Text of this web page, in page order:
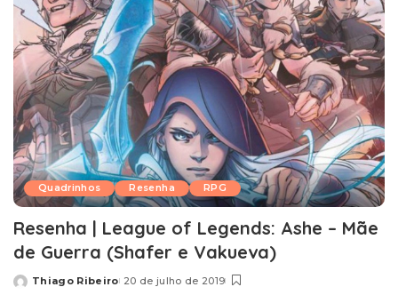
Quadrinhos Resenha RPG
Resenha | League of Legends: Ashe – Mãe
de Guerra (Shafer e Vakueva)
Posted
Thiago Ribeiro 20 de julho de 2019